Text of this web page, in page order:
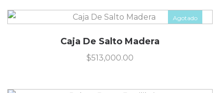
Agotado
Caja De Salto Madera
$513,000.00